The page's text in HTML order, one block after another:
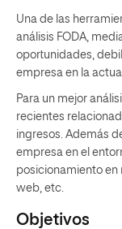
Una de las
análisis FODA,
oportunidades,
empresa en la
Para un mejor
recientes
ingresos. Además
empresa en el
posicionamiento en
web, etc.
Objetivos